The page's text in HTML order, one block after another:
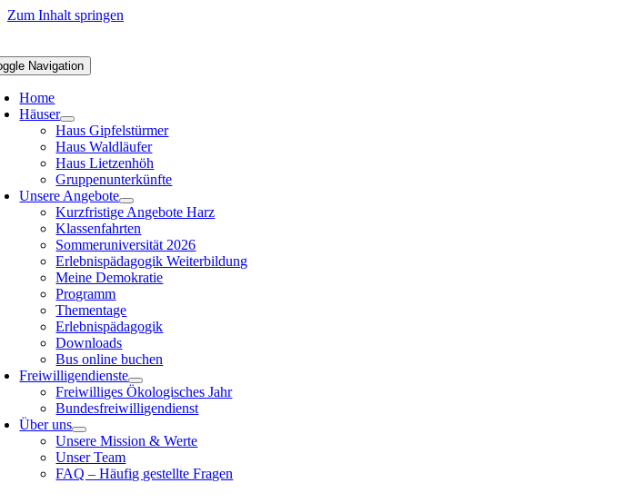
Zum Inhalt springen
Navigation
Home
Häuser
Haus Gipfelstürmer
Haus Waldläufer
Haus Lietzenhöh
Gruppenunterkünfte
Unsere Angebote
Kurzfristige Angebote Harz
Klassenfahrten
Sommeruniversität 2026
Erlebnispädagogik Weiterbildung
Meine Demokratie
Programm
Thementage
Erlebnispädagogik
Downloads
Bus online buchen
Freiwilligendienste
Freiwilliges Ökologisches Jahr
Bundesfreiwilligendienst
Über uns
Unsere Mission & Werte
Unser Team
FAQ – Häufig gestellte Fragen